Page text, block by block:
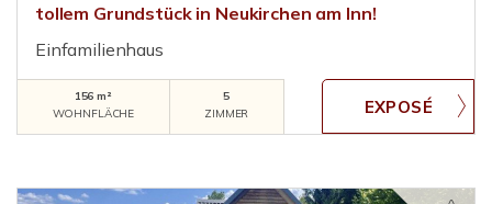
tollem Grundstück in Neukirchen am Inn!
Einfamilienhaus
156 m²
WOHNFLÄCHE
5
ZIMMER